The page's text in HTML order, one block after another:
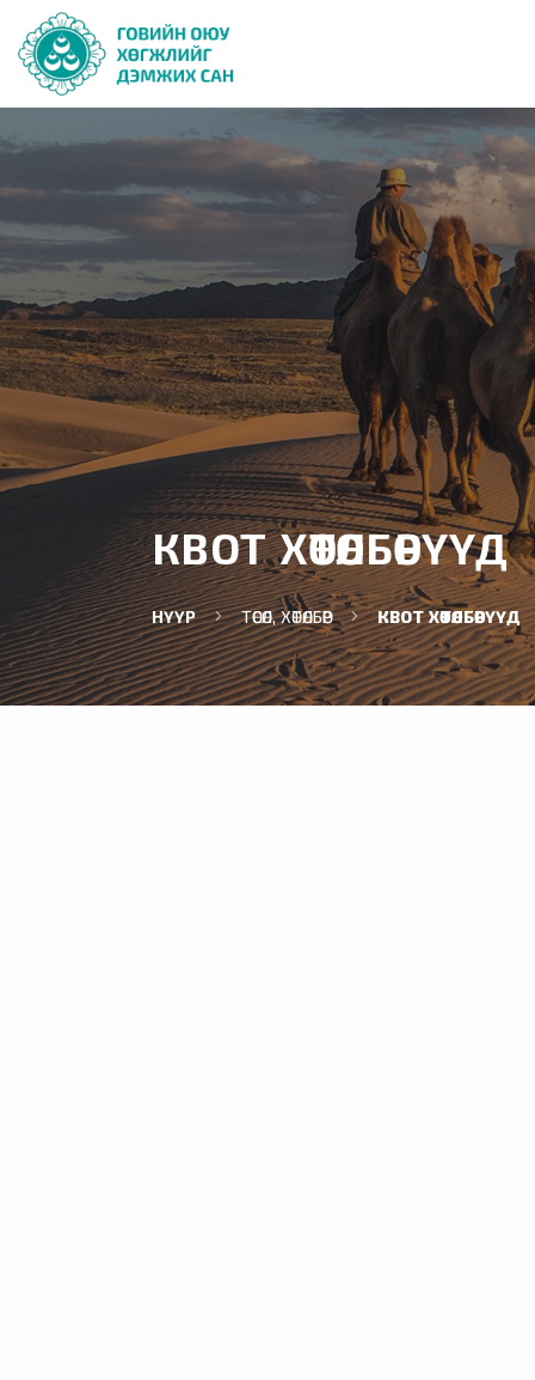
КВОТ ХӨТӨЛБӨРҮҮД
НҮҮР ТӨСӨЛ, ХӨТӨЛБӨР КВОТ ХӨТӨЛБӨРҮҮД